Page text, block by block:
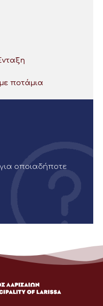
ποτάμια
οποιαδήποτε